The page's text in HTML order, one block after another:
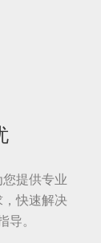
提供专业
快速解决
导。